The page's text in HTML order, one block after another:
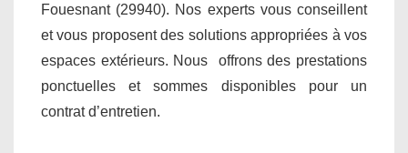
Fouesnant (29940). Nos experts vous conseillent
et vous proposent des solutions appropriées à vos
espaces extérieurs. Nous offrons des prestations
ponctuelles et sommes disponibles pour un
contrat d’entretien.